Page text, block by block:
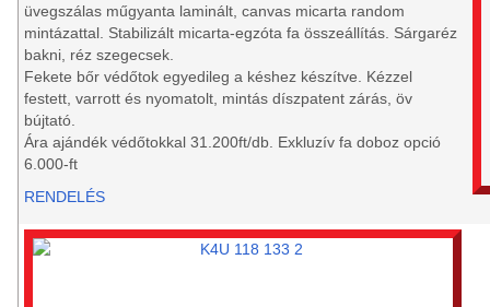
üvegszálas műgyanta laminált, canvas micarta random
mintázattal. Stabilizált micarta-egzóta fa összeállítás. Sárgaréz
bakni, réz szegecsek.
Fekete bőr védőtok egyedileg a késhez készítve. Kézzel
festett, varrott és nyomatolt, mintás díszpatent zárás, öv
bújtató.
Ára ajándék védőtokkal 31.200ft/db. Exkluzív fa doboz opció
6.000-ft
RENDELÉS